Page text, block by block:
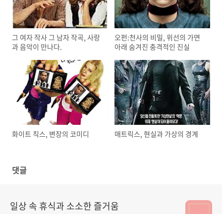
그 여자 작사 그 남자 작곡, 사랑
과 음악이 만나다.
오펀:천사의 비밀, 위선의 가면
아래 숨겨진 충격적인 진실
화이트 칙스, 변장의 코미디 매트릭스, 현실과 가상의 경계
댓글
일상 속 휴식과 소소한 즐거움